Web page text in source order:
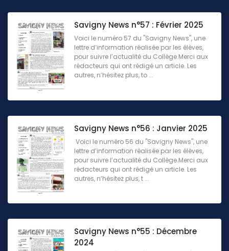
Savigny News n°57 : Février 2025
Voici le numéro 57 du "Savigny News", une
lettre d’information réalisée par les élèves,
pour suivre l’actualité du Collège.Merci aux
rédacteurs qui ont rédigé un article. Les
autres, n’hésitez plus, to ...
Savigny News n°56 : Janvier 2025
Voici le numéro 56 du "Savigny News", une
lettre d’information réalisée par les élèves,
pour suivre l’actualité du Collège.Merci aux
rédacteurs qui ont rédigé un article. Les
autres, n’hésitez plus, t ...
Savigny News n°55 : Décembre
2024